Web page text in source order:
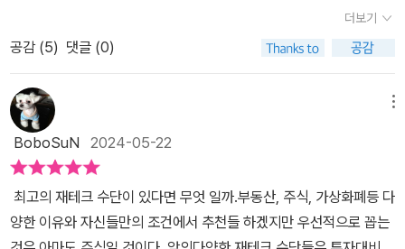
겪었던 시행착오와 경험, 노하우 등 소중한 정보를 꼼꼼하게 정리했
다. 특히, 초보자의 눈높이에 맞춘 친절하고 풍부한 설명, 다양한 그래
픽 자료를 통해 금방 이해할 수 있도록 배려했다.책은 여덟 개의 챕터
로 구성되어 있다. 미국주식을 하나도 모르는 사람도 투자를 척척 시
작할 수 있도록 도와주는 유용한 가이드이자, 이미 미국주식에 참여
하고 있는 투자자일지라도 놓치기 쉬운 디테일과 노하우를 한 번에
섭렵할 수 있도록 설계되어 있다.“이 책에 드러나 있는 저희의 다양한
경험을 반면교사 삼는다면, 독자 여러분은 보다 좋은 투자 성과를 얻
을 수 있을 겁니다. 화려한 전략이나 기법보다는 평범한 직장인들이
더보기
공감 (5) 댓글 (0)
BoboSuN 2024-05-22
최고의 재테크 수단이 있다면 무엇 일까.부동산, 주식, 가상화폐등 다
양한 이유와 자신들만의 조건에서 추천들 하겠지만 우선적으로 꼽는